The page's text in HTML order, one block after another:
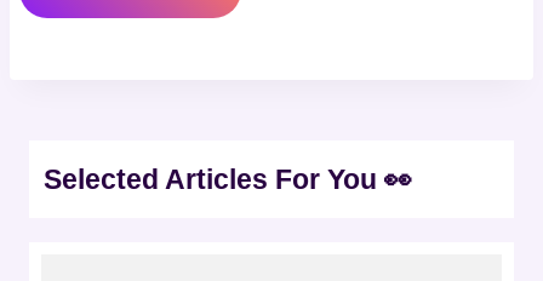
Selected Articles For You 👀